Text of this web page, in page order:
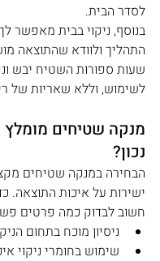
לסדר הבית.
בנוסף, ניקוי בבית מאפשר
התהליך ולוודא שהתוצאה
שעות ספורות השטיח יבש
לשימוש, וללא שאריות של
מנקה שטיחים מומלץ
נכון?
הבחירה במנקה שטיחים
ישירות על איכות התוצאה.
חשוב לבדוק כמה פרטים
ניסיון מוכח בתחום
שימוש בחומרי ניקוי